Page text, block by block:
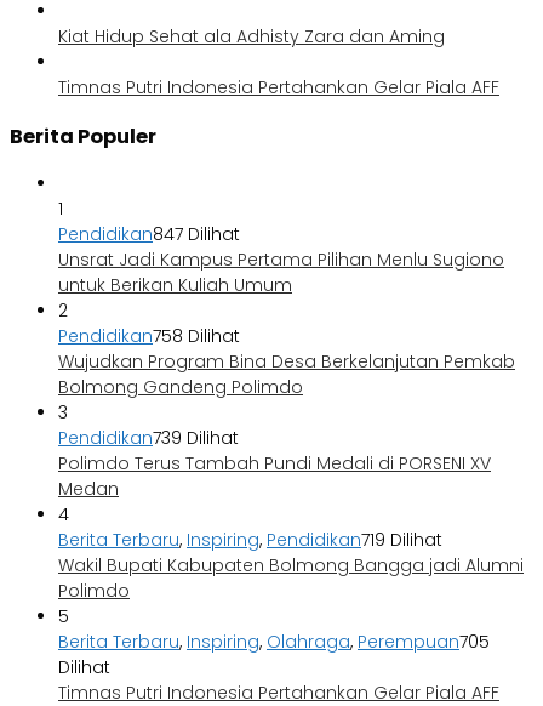
Kiat Hidup Sehat ala Adhisty Zara dan Aming
Timnas Putri Indonesia Pertahankan Gelar Piala AFF
Berita Populer
1
Pendidikan847 Dilihat
Unsrat Jadi Kampus Pertama Pilihan Menlu Sugiono
untuk Berikan Kuliah Umum
2
Pendidikan758 Dilihat
Wujudkan Program Bina Desa Berkelanjutan Pemkab
Bolmong Gandeng Polimdo
3
Pendidikan739 Dilihat
Polimdo Terus Tambah Pundi Medali di PORSENI XV
Medan
4
Berita Terbaru, Inspiring, Pendidikan719 Dilihat
Wakil Bupati Kabupaten Bolmong Bangga jadi Alumni
Polimdo
5
Berita Terbaru, Inspiring, Olahraga, Perempuan705
Dilihat
Timnas Putri Indonesia Pertahankan Gelar Piala AFF